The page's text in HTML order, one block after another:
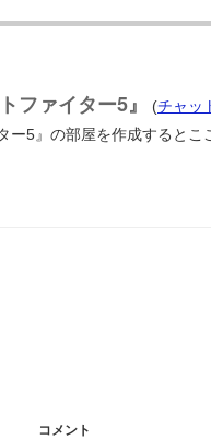
ファイター5』 (チャッ
5』の部屋を作成すると
コメント